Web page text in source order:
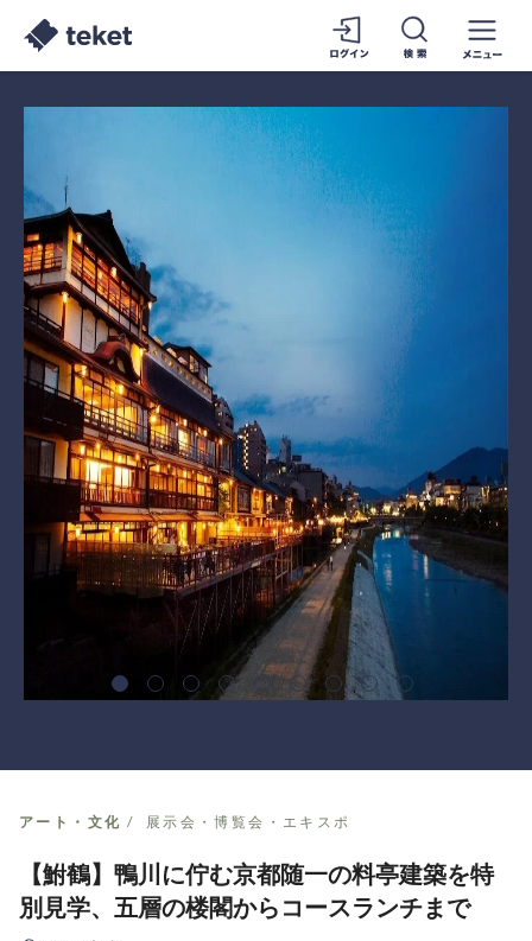
アート・文化 展示会・博覧会・エキスポ
【鮒鶴】鴨川に佇む京都随一の料亭建築を特
別見学、五層の楼閣からコースランチまで